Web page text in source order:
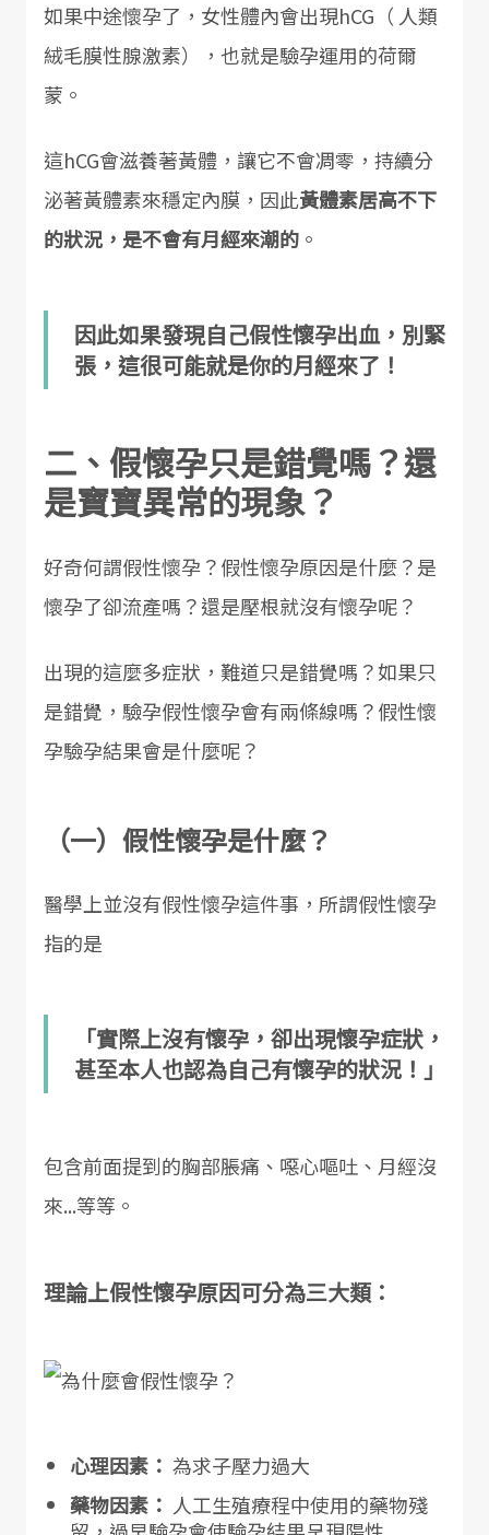
如果中途懷孕了，女性體內會出現hCG（ 人類
絨毛膜性腺激素），也就是驗孕運用的荷爾
蒙。
這hCG會滋養著黃體，讓它不會凋零，持續分
泌著黃體素來穩定內膜，因此黃體素居高不下
的狀況，是不會有月經來潮的 。
因此如果發現自己假性懷孕出血，別緊
張，這很可能就是你的月經來了！
二、假懷孕只是錯覺嗎？還
是寶寶異常的現象？
好奇何謂假性懷孕？假性懷孕原因是什麼？是
懷孕了卻流產嗎？還是壓根就沒有懷孕呢？
出現的這麼多症狀，難道只是錯覺嗎？如果只
是錯覺，驗孕假性懷孕會有兩條線嗎？假性懷
孕驗孕結果會是什麼呢？
（一）假性懷孕是什麼？
醫學上並沒有假性懷孕這件事，所謂假性懷孕
指的是
「實際上沒有懷孕，卻出現懷孕症狀，
甚至本人也認為自己有懷孕的狀況！」
包含前面提到的胸部脹痛、噁心嘔吐、月經沒
來...等等。
理論上假性懷孕原因可分為三大類：
心理因素： 為求子壓力過大
藥物因素： 人工生殖療程中使用的藥物殘